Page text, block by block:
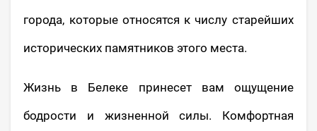
города, которые относятся к числу старейших
исторических памятников этого места.
Жизнь в Белеке принесет вам ощущение
бодрости и жизненной силы. Комфортная